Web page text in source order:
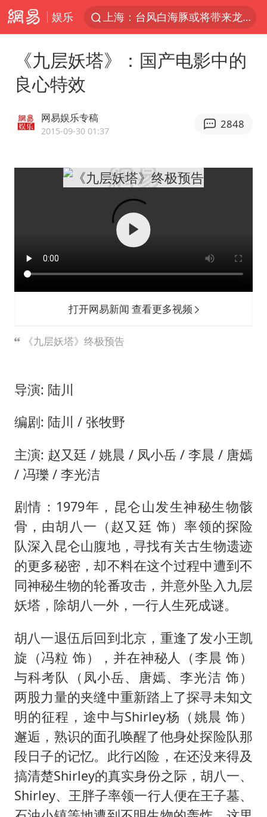
娱乐
上海：台风白海豚或将带来龙卷风
秋天的第一杯奶茶到底有多火
东航：国内客票提前14天免费退改
百花奖开幕式
胡彦斌韩磊 谁帮谁
国防部：中国军队坚决反制任何闹海挑衅图谋
“新疆阿勒泰八月能滑雪”不实
《九层妖塔》：国产电影中的
良心特效
网易娱乐专稿
2015-09-30 01:37
2848
打开网易新闻 查看更多视频
《九层妖塔》终极预告
导演: 陆川
编剧: 陆川 / 张牧野
主演: 赵又廷 / 姚晨 / 凤小岳 / 李晨 / 唐嫣
/ 冯瓅 / 李光洁
剧情：1979年，昆仑山发生神秘生物骸
骨，由胡八一（赵又廷 饰）率领的探险
队深入昆仑山腹地，寻找有关古生物遗迹
的更多秘密，却不料在这个过程中遭到不
同神秘生物的轮番攻击，并意外坠入九层
妖塔，除胡八一外，一行人生死成谜。
胡八一退伍后回到北京，重逢了发小王凯
旋（冯粒 饰），并在神秘人（李晨 饰）
与科考队（凤小岳、唐嫣、李光洁 饰）
两股力量的夹缝中重新踏上了探寻未知文
明的征程，途中与Shirley杨（姚晨 饰）
邂逅，熟识的面孔唤醒了他身处探险队那
段日子的记忆。此行凶险，在还没来得及
搞清楚Shirley的真实身份之际，胡八一、
Shirley、王胖子率领一行人便在王子墓、